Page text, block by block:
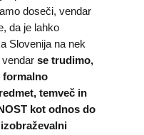
doseči, vendar
da je lahko
Slovenija na nek
se trudimo,
formalno
temveč in
kot odnos do